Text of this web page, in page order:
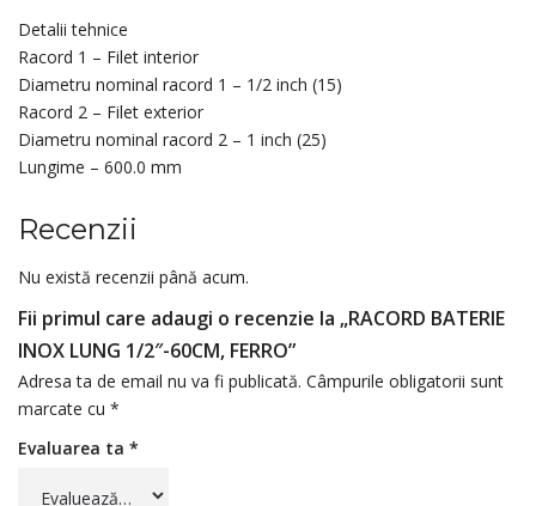
Detalii tehnice
Racord 1 – Filet interior
Diametru nominal racord 1 – 1/2 inch (15)
Racord 2 – Filet exterior
Diametru nominal racord 2 – 1 inch (25)
Lungime – 600.0 mm
Recenzii
Nu există recenzii până acum.
Fii primul care adaugi o recenzie la „RACORD BATERIE
INOX LUNG 1/2″-60CM, FERRO”
Adresa ta de email nu va fi publicată. Câmpurile obligatorii sunt
marcate cu *
Evaluarea ta *